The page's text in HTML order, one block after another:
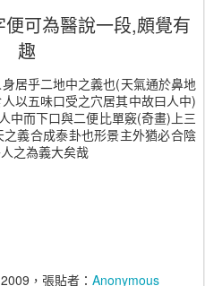
可為醫說一段,頗覺有
趣
居乎二地中之義也(天氣通於鼻地
以五味口受之穴居其中故曰人中)
中而下口與二便比單竅(奇畫)上三
義合成泰卦也形景主外猶必合陰
之為義大矣哉
，張貼者： Anonymous